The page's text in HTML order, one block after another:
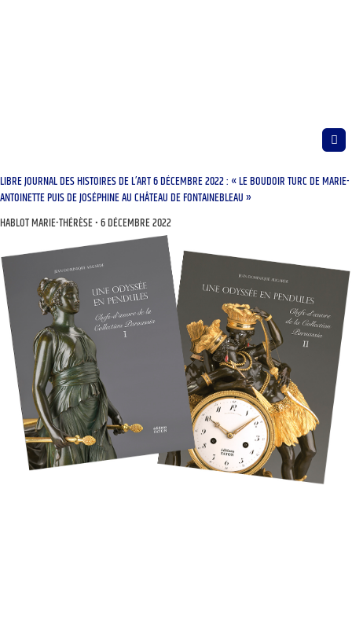
LIBRE JOURNAL DES HISTOIRES DE L’ART 6 DÉCEMBRE 2022 : « LE BOUDOIR TURC DE MARIE-
ANTOINETTE PUIS DE JOSÉPHINE AU CHÂTEAU DE FONTAINEBLEAU »
HABLOT MARIE-THÉRÈSE 6 DÉCEMBRE 2022